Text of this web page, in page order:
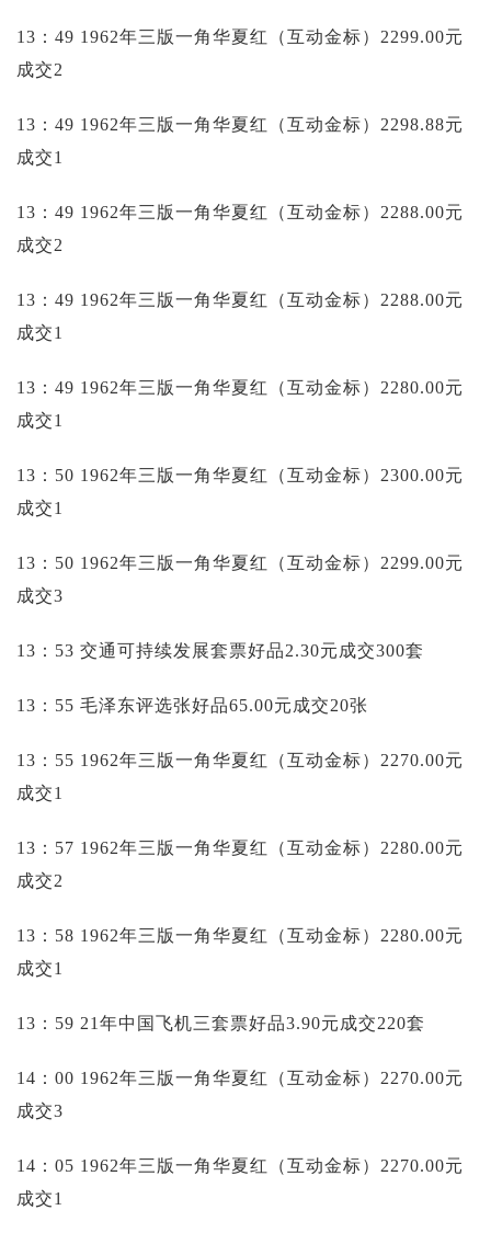
13：49 1962年三版一角华夏红（互动金标）2299.00元
成交2
13：49 1962年三版一角华夏红（互动金标）2298.88元
成交1
13：49 1962年三版一角华夏红（互动金标）2288.00元
成交2
13：49 1962年三版一角华夏红（互动金标）2288.00元
成交1
13：49 1962年三版一角华夏红（互动金标）2280.00元
成交1
13：50 1962年三版一角华夏红（互动金标）2300.00元
成交1
13：50 1962年三版一角华夏红（互动金标）2299.00元
成交3
13：53 交通可持续发展套票好品2.30元成交300套
13：55 毛泽东评选张好品65.00元成交20张
13：55 1962年三版一角华夏红（互动金标）2270.00元
成交1
13：57 1962年三版一角华夏红（互动金标）2280.00元
成交2
13：58 1962年三版一角华夏红（互动金标）2280.00元
成交1
13：59 21年中国飞机三套票好品3.90元成交220套
14：00 1962年三版一角华夏红（互动金标）2270.00元
成交3
14：05 1962年三版一角华夏红（互动金标）2270.00元
成交1